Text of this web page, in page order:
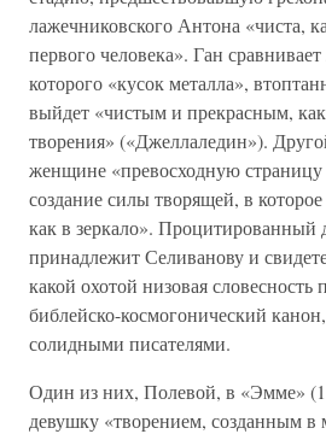
лажечниковского Антона «чиста,
первого человека». Ган
которого «кусок металла»,
выйдет «чистым и прекрасным,
творения» («Джеллаледин»).
женщине «превосходную
создание силы творящей, в
как в зеркало». Процитированный
принадлежит Селиванову и
какой охотой низовая словесность
библейско-космогонический
солидными писателями.
Один из них, Полевой, в «Эмме»
девушку «творением, созданным в